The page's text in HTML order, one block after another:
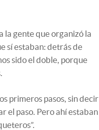
la gente que organizó la
sí estaban: detrás de
sido el doble, porque
primeros pasos, sin decir
el paso. Pero ahí estaban